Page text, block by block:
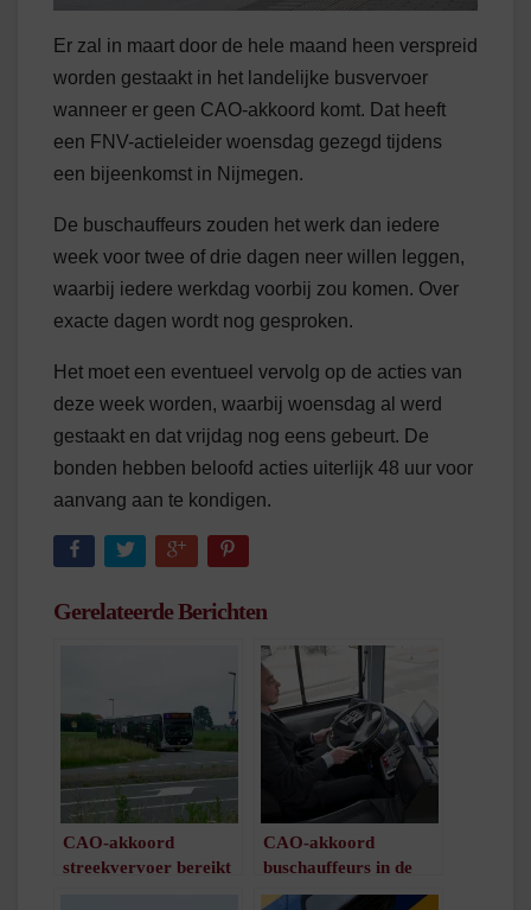
Er zal in maart door de hele maand heen verspreid
worden gestaakt in het landelijke busvervoer
wanneer er geen CAO-akkoord komt. Dat heeft
een FNV-actieleider woensdag gezegd tijdens
een bijeenkomst in Nijmegen.
De buschauffeurs zouden het werk dan iedere
week voor twee of drie dagen neer willen leggen,
waarbij iedere werkdag voorbij zou komen. Over
exacte dagen wordt nog gesproken.
Het moet een eventueel vervolg op de acties van
deze week worden, waarbij woensdag al werd
gestaakt en dat vrijdag nog eens gebeurt. De
bonden hebben beloofd acties uiterlijk 48 uur voor
aanvang aan te kondigen.
Gerelateerde Berichten
CAO-akkoord
streekvervoer bereikt
CAO-akkoord
buschauffeurs in de
maak